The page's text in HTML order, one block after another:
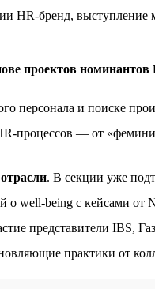
бренд, выступление
проектов
персонала и поиске
процессов — от
. В секции уже
о well-being с кейсами
представители IBS,
практики от